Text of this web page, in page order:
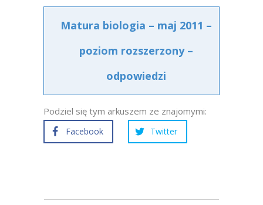
Matura biologia – maj 2011 –
poziom rozszerzony –
odpowiedzi
Podziel się tym arkuszem ze znajomymi:
Facebook Twitter